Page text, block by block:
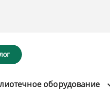
оборудование